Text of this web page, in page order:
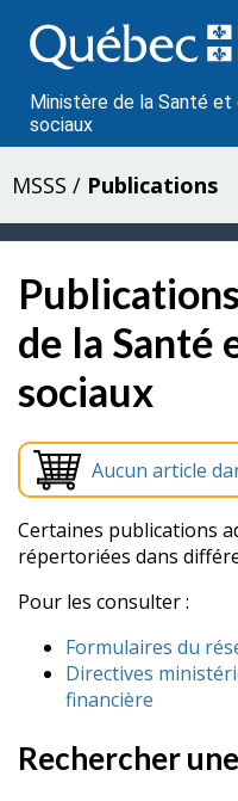
au
contenu
Ministère de la Santé et
sociaux
MSSS / Publications
de la Santé
sociaux
Aucun article
Certaines publications
répertoriées dans
Pour les consulter :
Formulaires du
Directives
financière
Rechercher